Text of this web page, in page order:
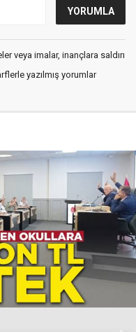
veya imalar, inançlara saldırı
yazılmış yorumlar